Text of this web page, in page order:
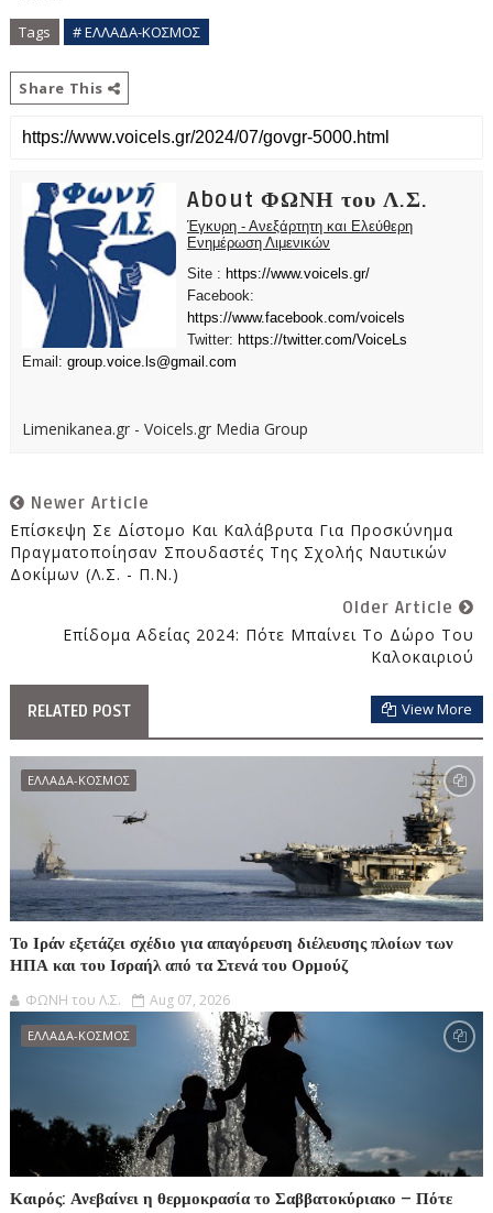
Tags # ΕΛΛΑΔΑ-ΚΟΣΜΟΣ
Share This
About ΦΩΝΗ του Λ.Σ.
Έγκυρη - Ανεξάρτητη και Ελεύθερη
Ενημέρωση Λιμενικών
Site : https://www.voicels.gr/
Facebook:
https://www.facebook.com/voicels
Twitter: https://twitter.com/VoiceLs
Email: group.voice.ls@gmail.com
Limenikanea.gr - Voicels.gr Media Group
Newer Article
Επίσκεψη Σε Δίστομο Και Καλάβρυτα Για Προσκύνημα
Πραγματοποίησαν Σπουδαστές Της Σχολής Ναυτικών
Δοκίμων (Λ.Σ. - Π.Ν.)
Older Article
Επίδομα Αδείας 2024: Πότε Μπαίνει Το Δώρο Του
Καλοκαιριού
RELATED POST View More
ΕΛΛΑΔΑ-ΚΟΣΜΟΣ
Το Ιράν εξετάζει σχέδιο για απαγόρευση διέλευσης πλοίων των
ΗΠΑ και του Ισραήλ από τα Στενά του Ορμούζ
ΦΩΝΗ του Λ.Σ. Aug 07, 2026
ΕΛΛΑΔΑ-ΚΟΣΜΟΣ
Καιρός: Ανεβαίνει η θερμοκρασία το Σαββατοκύριακο – Πότε